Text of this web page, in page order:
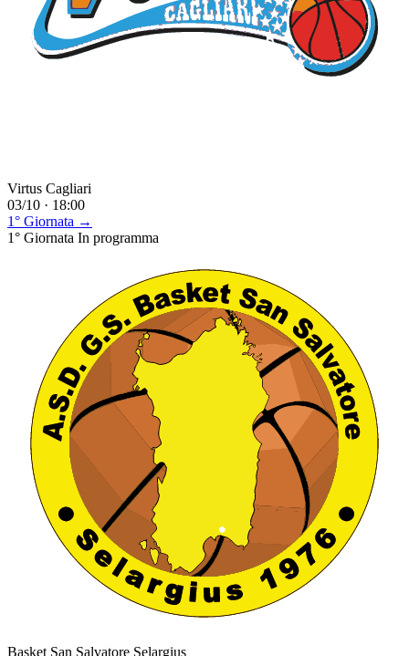
Virtus Cagliari
03/10 · 18:00
1° Giornata →
1° Giornata In programma
Basket San Salvatore Selargius